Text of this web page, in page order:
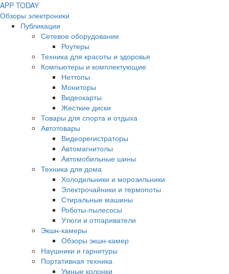
APP TODAY
Обзоры электроники
Публикации
Сетевое оборудование
Роутеры
Техника для красоты и здоровья
Компьютеры и комплектующие
Неттопы
Мониторы
Видеокарты
Жесткие диски
Товары для спорта и отдыха
Автотовары
Видеорегистраторы
Автомагнитолы
Автомобильные шины
Техника для дома
Холодильники и морозильники
Электрочайники и термопоты
Стиральные машины
Роботы-пылесосы
Утюги и отпариватели
Экшн-камеры
Обзоры экшн-камер
Наушники и гарнитуры
Портативная техника
Умные колонки